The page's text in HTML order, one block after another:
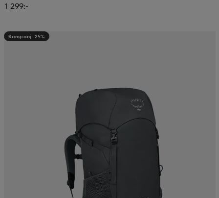
1 299:-
Kampanj -25%